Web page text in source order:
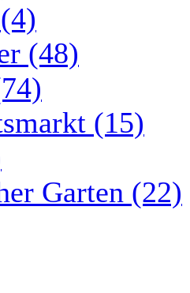
(48)
(15)
Garten (22)